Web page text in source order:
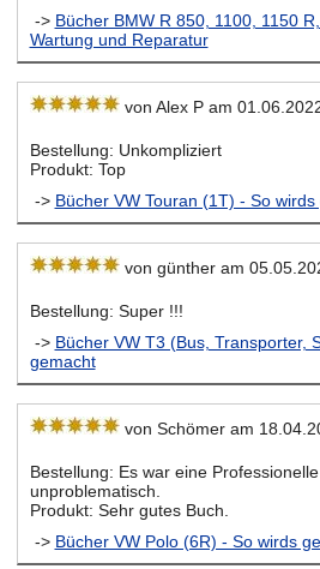
-> Bücher BMW R 850, 1100, 1150
Wartung und Reparatur
von Alex P am
Bestellung: Unkompliziert
Produkt: Top
-> Bücher VW Touran (1T) - So
von günther am
Bestellung: Super !!!
-> Bücher VW T3 (Bus, Transporter,
gemacht
von Schömer am
Bestellung: Es war eine
unproblematisch.
Produkt: Sehr gutes Buch.
-> Bücher VW Polo (6R) - So wirds